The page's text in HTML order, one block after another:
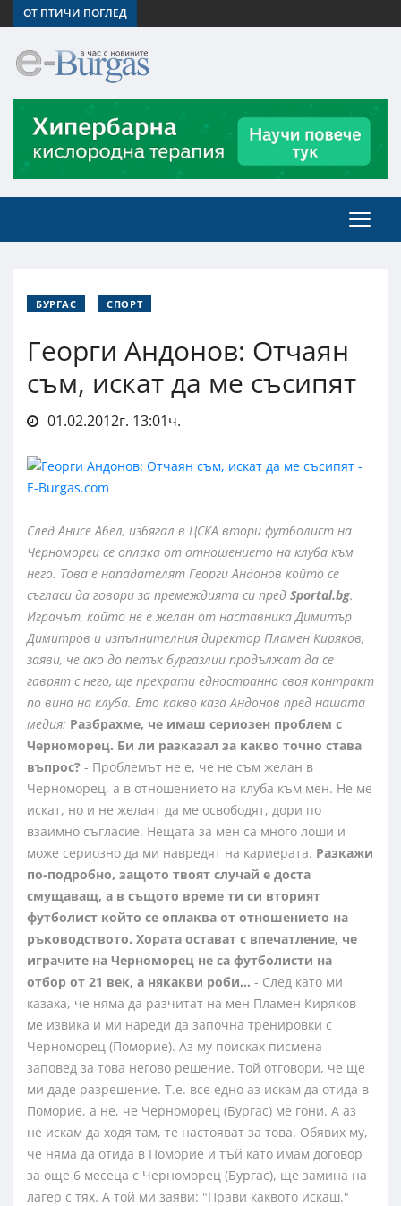
ОТ ПТИЧИ ПОГЛЕД
БУРГАС СПОРТ
Георги Андонов: Отчаян
съм, искат да ме съсипят
01.02.2012г. 13:01ч.
След Анисе Абел, избягал в ЦСКА втори футболист на
Черноморец се оплака от отношението на клуба към
него. Това е нападателят Георги Андонов който се
съгласи да говори за премеждията си пред Sportal.bg.
Играчът, който не е желан от наставника Димитър
Димитров и изпълнителния директор Пламен Киряков,
заяви, че ако до петък бургазлии продължат да се
гаврят с него, ще прекрати едностранно своя контракт
по вина на клуба. Ето какво каза Андонов пред нашата
медия: Разбрахме, че имаш сериозен проблем с
Черноморец. Би ли разказал за какво точно става
въпрос? - Проблемът не е, че не съм желан в
Черноморец, а в отношението на клуба към мен. Не ме
искат, но и не желаят да ме освободят, дори по
взаимно съгласие. Нещата за мен са много лоши и
може сериозно да ми навредят на кариерата. Разкажи
по-подробно, защото твоят случай е доста
смущаващ, а в същото време ти си вторият
футболист който се оплаква от отношението на
ръководството. Хората остават с впечатление, че
играчите на Черноморец не са футболисти на
отбор от 21 век, а някакви роби… - След като ми
казаха, че няма да разчитат на мен Пламен Киряков
ме извика и ми нареди да започна тренировки с
Черноморец (Поморие). Аз му поисках писмена
заповед за това негово решение. Той отговори, че ще
ми даде разрешение. Т.е. все едно аз искам да отида в
Поморие, а не, че Черноморец (Бургас) ме гони. А аз
не искам да ходя там, те настояват за това. Обявих му,
че няма да отида в Поморие и тъй като имам договор
за още 6 месеца с Черноморец (Бургас), ще замина на
лагер с тях. А той ми заяви: "Прави каквото искаш."